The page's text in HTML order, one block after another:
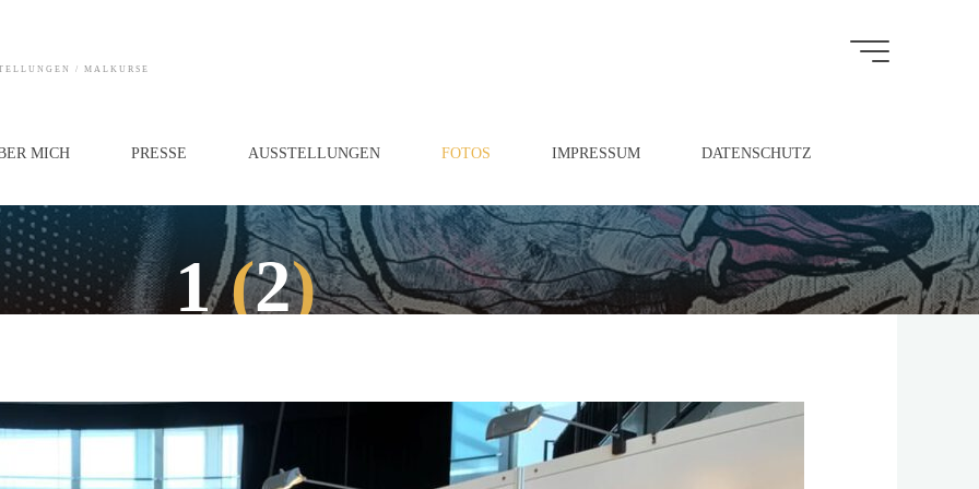
/ MALKURSE
MICH PRESSE AUSSTELLUNGEN FOTOS IMPRESSUM DATENSCHUTZ
1 (2)